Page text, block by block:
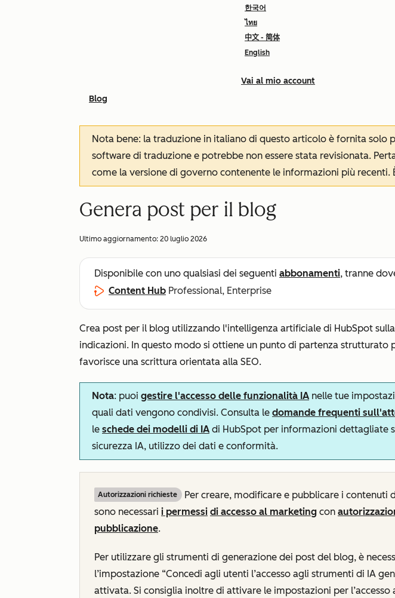
한국어
ไทย
中文 - 简体
English
Vai al mio account
Blog
Nota bene: la traduzione in italiano di questo articolo è fornita
software di traduzione e potrebbe non essere stata revisionata.
come la versione di governo contenente le informazioni più recenti.
Genera post per il blog
Ultimo aggiornamento: 20 luglio 2026
Disponibile con uno qualsiasi dei seguenti abbonamenti, tranne
Content Hub Professional, Enterprise
Crea post per il blog utilizzando l'intelligenza artificiale di HubSpot
indicazioni. In questo modo si ottiene un punto di partenza strutturato
favorisce una scrittura orientata alla SEO.
Nota: puoi gestire l'accesso delle funzionalità IA nelle tue
quali dati vengono condivisi. Consulta le domande frequenti
le schede dei modelli di IA di HubSpot per informazioni dettagliate
sicurezza IA, utilizzo dei dati e conformità.
Autorizzazioni richieste
Per creare, modificare e pubblicare i contenuti
sono necessari i permessi di accesso al marketing con
pubblicazione.
Per utilizzare gli strumenti di generazione dei post del blog, è
l’impostazione “Concedi agli utenti l’accesso agli strumenti di IA
attivata. Si consiglia inoltre di attivare le impostazioni per